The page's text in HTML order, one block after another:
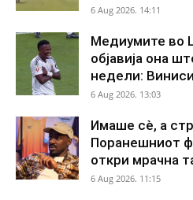
6 Aug 2026. 14:11
Медиумите во
објавија она
недели:
6 Aug 2026. 13:03
Имаше сè, а
Поранешниот
откри мрачна
6 Aug 2026. 11:15